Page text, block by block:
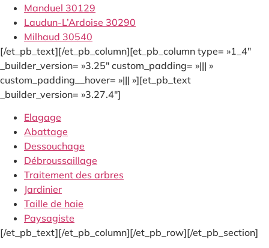
Manduel 30129
Laudun-L’Ardoise 30290
Milhaud 30540
[/et_pb_text][/et_pb_column][et_pb_column type= »1_4″
_builder_version= »3.25″ custom_padding= »||| »
custom_padding__hover= »||| »][et_pb_text
_builder_version= »3.27.4″]
Elagage
Abattage
Dessouchage
Débroussaillage
Traitement des arbres
Jardinier
Taille de haie
Paysagiste
[/et_pb_text][/et_pb_column][/et_pb_row][/et_pb_section]